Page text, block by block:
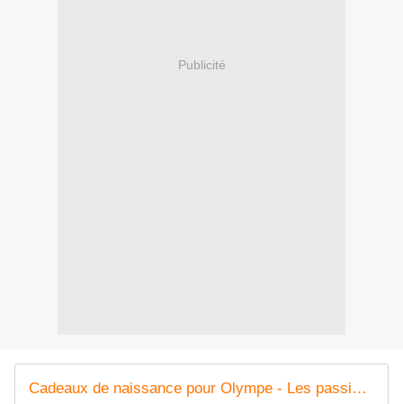
Publicité
Cadeaux de naissance pour Olympe - Les passions de vinsareva